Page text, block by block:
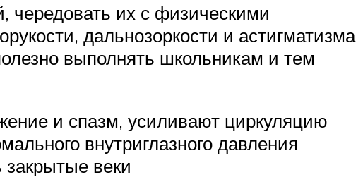
чередовать их с физическими
дальнозоркости и астигматизма
выполнять школьникам и тем
и спазм, усиливают циркуляцию
внутриглазного давления
веки